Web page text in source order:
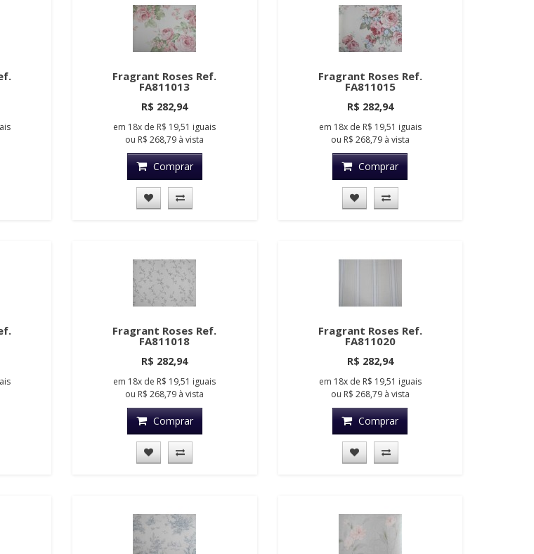
Fragrant Roses Ref.
FA811013
R$ 282,94
em 18x de R$ 19,51 iguais
ou R$ 268,79 à vista
Comprar
Fragrant Roses Ref.
FA811015
R$ 282,94
em 18xde R$ 19,51 iguais
ou R$ 268,79à vista
Comprar
Fragrant Roses Ref.
FA811018
R$ 282,94
em 18x de R$ 19,51 iguais
ou R$ 268,79 à vista
Comprar
Fragrant Roses Ref.
FA811020
R$ 282,94
em 18xde R$ 19,51 iguais
ou R$ 268,79à vista
Comprar